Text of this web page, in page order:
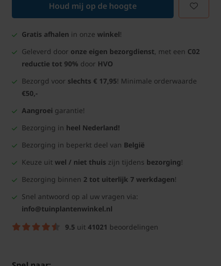
Houd mij op de hoogte
Gratis afhalen in onze winkel!
Geleverd door onze eigen bezorgdienst, met een C02
reductie tot 90% door HVO
Bezorgd voor slechts € 17,95! Minimale orderwaarde
€50,-
Aangroei garantie!
Bezorging in heel Nederland!
Bezorging in beperkt deel van België
Keuze uit wel / niet thuis zijn tijdens bezorging!
Bezorging binnen 2 tot uiterlijk 7 werkdagen!
Snel antwoord op al uw vragen via:
info@tuinplantenwinkel.nl
9.5 uit 41021 beoordelingen